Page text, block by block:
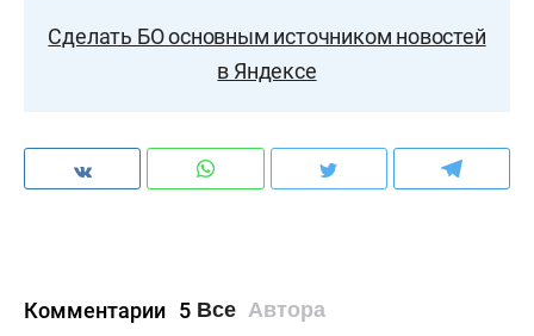
Сделать БО основным источником новостей
в Яндексе
Комментарии 5 Все Автора